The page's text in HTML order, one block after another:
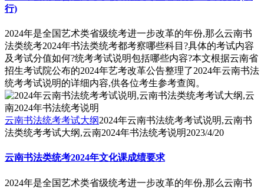
行)
2024年是全国艺术类省级统考进一步改革的年份,那么云南书
法类统考2024年书法类统考都考察哪些科目?具体的考试内容
及考试分值如何?统考考试说明包括哪些内容?本文根据云南省
招生考试院公布的2024年艺考改革公告整理了2024年云南书法
统考考试说明的详细内容,供各位考生参考查阅。
云南书法统考考试大纲2024年云南书法统考考试说明,云南书
法类统考考试大纲,云南2024年书法统考说明2023/4/20
云南书法类统考2024年文化课成绩要求
2024年是全国艺术类省级统考进一步改革的年份,那么云南书